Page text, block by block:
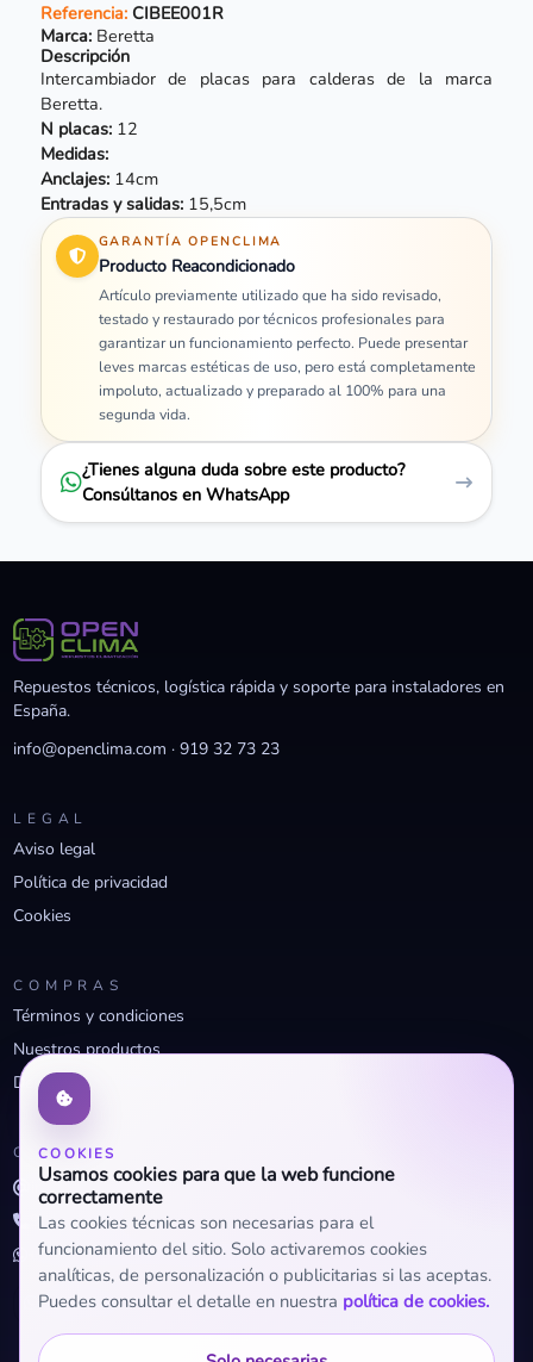
Referencia:CIBEE001R
Marca: Beretta
Descripción
Intercambiador de placas para calderas de la marca
Beretta.
N placas: 12
Medidas:
Anclajes:14cm
Entradas y salidas:15,5cm
GARANTÍA OPENCLIMA
Producto Reacondicionado
Artículo previamente utilizado que ha sido revisado,
testado y restaurado por técnicos profesionales para
garantizar un funcionamiento perfecto. Puede presentar
leves marcas estéticas de uso, pero está completamente
impoluto, actualizado y preparado al 100% para una
segunda vida.
¿Tienes alguna duda sobre este producto?
Consúltanos en WhatsApp
COOKIES
Usamos cookies para que la web funcione
correctamente
Las cookies técnicas son necesarias para el
funcionamiento del sitio. Solo activaremos cookies
analíticas, de personalización o publicitarias si las aceptas.
Puedes consultar el detalle en nuestra política de cookies.
Repuestos técnicos, logística rápida y soporte para instaladores en
España.
info@openclima.com ·919 32 73 23
LEGAL
Aviso legal
Política de privacidad
Cookies
COMPRAS
Términos y condiciones
Nuestros productos
Descuentos profesionales
CONTACTO
info@openclima.com
919 32 73 23
+34 623 56 04 93 (WhatsApp)